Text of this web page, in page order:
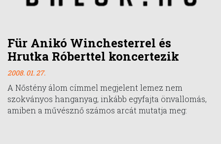
Für Anikó Winchesterrel és
Hrutka Róberttel koncertezik
2008. 01. 27.
A Nőstény álom címmel megjelent lemez nem
szokványos hanganyag, inkább egyfajta önvallomás,
amiben a művésznő számos arcát mutatja meg: